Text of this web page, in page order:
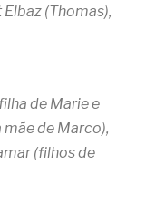
(Thomas),
de Marie e
mãe de Marco),
(filhos de